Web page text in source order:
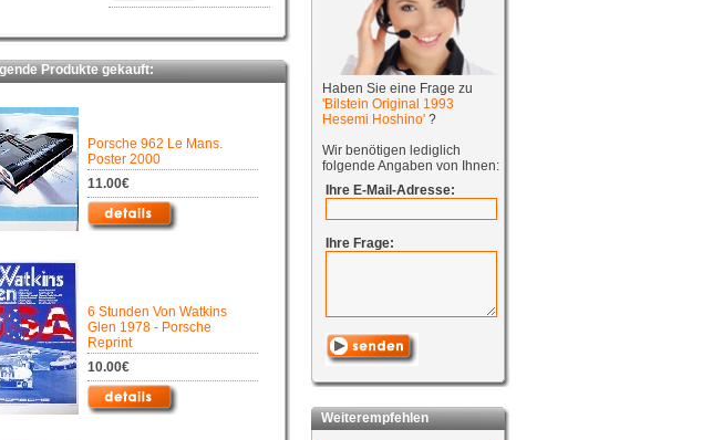
Produkte gekauft:
Porsche 962 Le Mans.
Poster 2000
11.00€
6 Stunden Von Watkins
Glen 1978 - Porsche
Reprint
10.00€
Haben Sie eine Frage zu
'Bilstein Original 1993
Hesemi Hoshino' ?
Wir benötigen lediglich
folgende Angaben von Ihnen:
Ihre E-Mail-Adresse:
Ihre Frage:
Weiterempfehlen